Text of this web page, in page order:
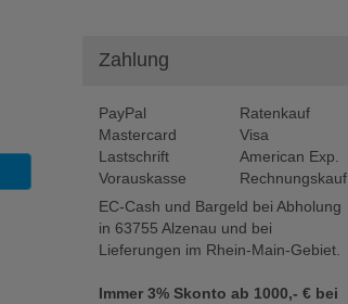
Zahlung
PayPal
Ratenkauf
Mastercard
Visa
Lastschrift
American Exp.
Vorauskasse
Rechnungskauf
EC-Cash und Bargeld bei Abholung
in 63755 Alzenau und bei
Lieferungen im Rhein-Main-Gebiet.
Immer 3% Skonto ab 1000,- € bei